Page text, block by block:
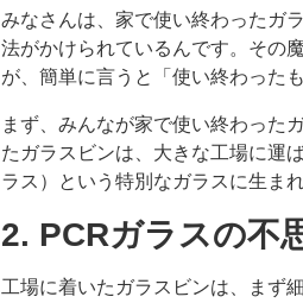
みなさんは、家で使い終わったガ
法がかけられているんです。その
が、簡単に言うと「使い終わった
まず、みんなが家で使い終わった
たガラスビンは、大きな工場に運
ラス）という特別なガラスに生ま
2. PCRガラスの不
工場に着いたガラスビンは、まず